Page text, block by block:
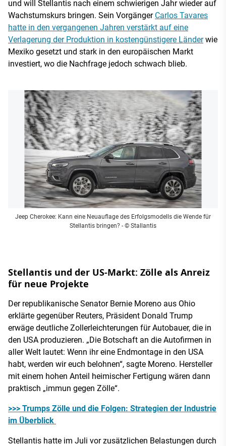
und will Stellantis nach einem schwierigen Jahr wieder auf
Wachstumskurs bringen. Sein Vorgänger Carlos Tavares
hatte in den vergangenen Jahren verstärkt auf eine
Verlagerung der Produktion in kostengünstigere Länderwie
Mexiko gesetzt und stark in den europäischen Markt
investiert, wo die Nachfrage jedoch schwach blieb.
Jeep Cherokee: Kann eine Neuauflage des Erfolgsmodells die Wende für
Stellantis bringen? - © Stallantis
Stellantis und der US-Markt: Zölle als Anreiz
für neue Projekte
Der republikanische Senator Bernie Moreno aus Ohio
erklärte gegenüber Reuters, Präsident Donald Trump
erwäge deutliche Zollerleichterungen für Autobauer, die in
den USA produzieren. „Die Botschaft an die Autofirmen in
aller Welt lautet: Wenn ihr eine Endmontage in den USA
habt, werden wir euch belohnen“, sagte Moreno. Hersteller
mit einem hohen Anteil heimischer Fertigung wären dann
praktisch „immun gegen Zölle“.
>>> Trumps Zölle und die Folgen: Strategien der Industrie
im Überblick
Stellantis hatte im Juli vor zusätzlichen Belastungen durch